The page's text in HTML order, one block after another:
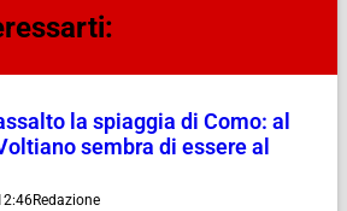
la spiaggia di Como: al
sembra di essere al
Redazione